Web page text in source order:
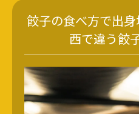
餃子の食べ方で出
西で違う餃